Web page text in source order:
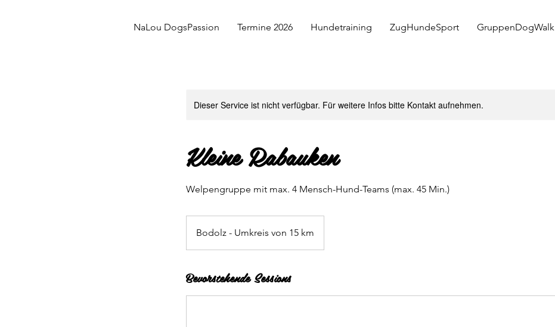
NaLou DogsPassion Termine 2026 Hundetraining ZugHundeSport GruppenDogWalk
Dieser Service ist nicht verfügbar. Für weitere Infos bitte Kontakt aufnehmen.
Kleine Rabauken
Welpengruppe mit max. 4 Mensch-Hund-Teams (max. 45 Min.)
Bodolz - Umkreis von 15 km
Bevorstehende Sessions